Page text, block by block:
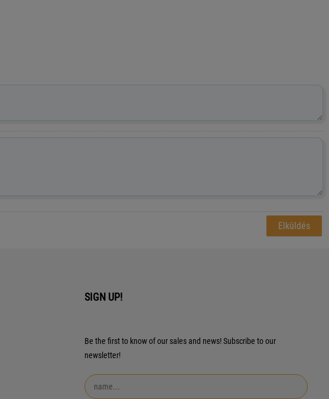
SIGN UP!
Be the first to know of our sales and news! Subscribe to our
newsletter!